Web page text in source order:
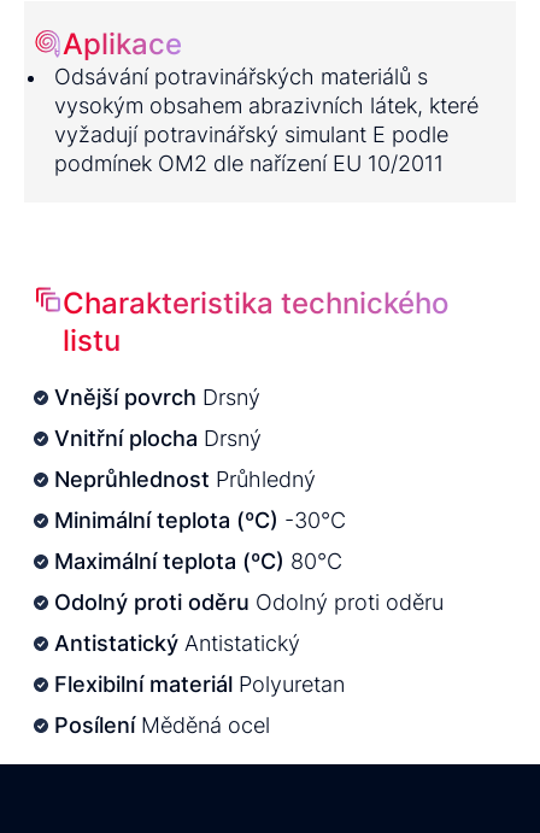
Aplikace
Odsávání potravinářských materiálů s
vysokým obsahem abrazivních látek, které
vyžadují potravinářský simulant E podle
podmínek OM2 dle nařízení EU 10/2011
Charakteristika technického
listu
Vnější povrch Drsný
Vnitřní plocha Drsný
Neprůhlednost Průhledný
Minimální teplota (ºC) -30°C
Maximální teplota (ºC) 80°C
Odolný proti oděru Odolný proti oděru
Antistatický Antistatický
Flexibilní materiál Polyuretan
Posílení Měděná ocel